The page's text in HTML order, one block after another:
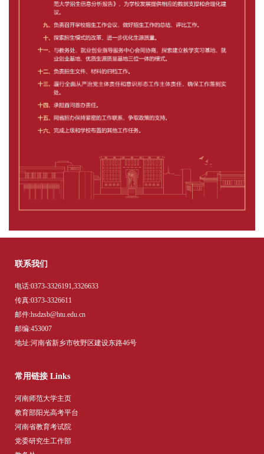
联系我们
电话:0373-3326191,3326633
传真:0373-3326611
邮件:hsdzsb@htu.edu.cn
邮编:453007
地址:河南省新乡市牧野区建设东路46号
常用链接 Links
河南师范大学主页
教育部阳光高考平台
河南省教育考试院
党委研究生工作部